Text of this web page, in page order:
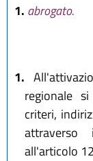
1. abrogato.
1.
regionale
criteri,
all'articolo